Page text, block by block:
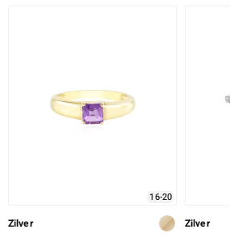
16-20
Zilver Zilver